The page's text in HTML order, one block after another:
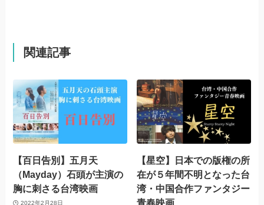
関連記事
【百日告別】五月天
（Mayday）石頭が主演の
胸に刺さる台湾映画
2022年2月28日
【星空】日本での版権の所
在が５年間不明となった台
湾・中国合作ファンタジー
青春映画